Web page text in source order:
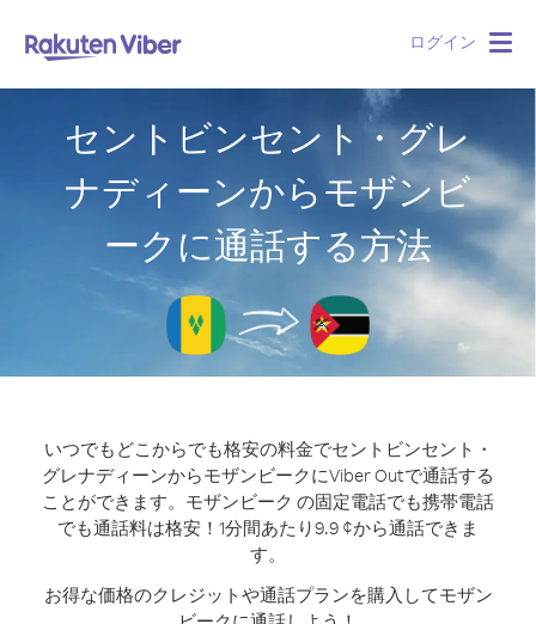
ログイン
セントビンセント・グレ
ナディーンからモザンビ
ークに通話する方法
いつでもどこからでも格安の料金でセントビンセント・
グレナディーンからモザンビークにViber Outで通話する
ことができます。 モザンビーク の固定電話でも携帯電話
でも通話料は格安！1分間あたり9.9 ¢から通話できま
す。
お得な価格のクレジットや通話プランを購入してモザン